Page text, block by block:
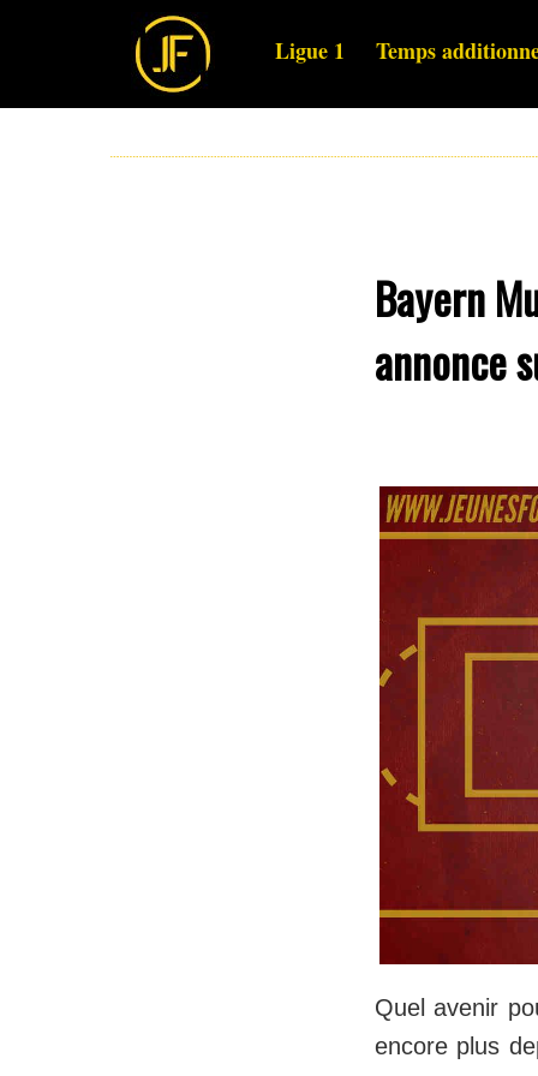
Ligue 1 Temps
Bayern
annonce
Quel avenir
encore plus